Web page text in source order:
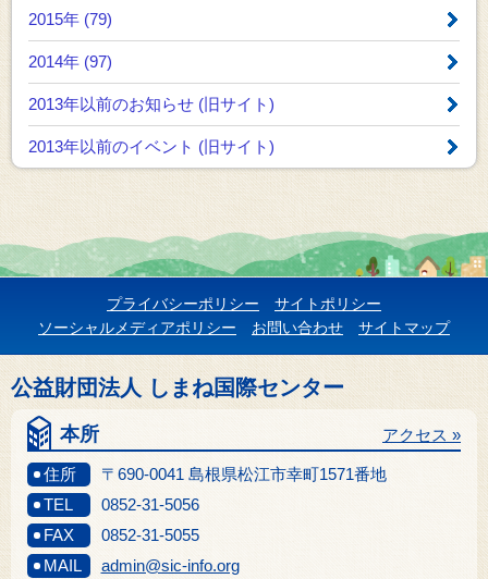
2015年 (79)
2014年 (97)
2013年以前のお知らせ (旧サイト)
2013年以前のイベント (旧サイト)
プライバシーポリシー
サイトポリシー
ソーシャルメディアポリシー
お問い合わせ サイトマップ
公益財団法人 しまね国際センター
本所
住所 〒690-0041 島根県松江市幸町1571番地
アクセス »
TEL
0852-31-5056
FAX
0852-31-5055
MAIL
admin@sic-info.org